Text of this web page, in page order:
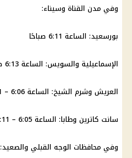
وفي مدن القناة وسيناء:
بورسعيد: الساعة 6:11 صباحًا
الإسماعيلية والسويس: الساعة 6:13 صباحًا
العريش وشرم الشيخ: الساعة 6:06 – 6:11 صباحًا
سانت كاترين وطابا: الساعة 6:05 – 6:11 صباحًا
وفي محافظات الوجه القبلي والصعيد: